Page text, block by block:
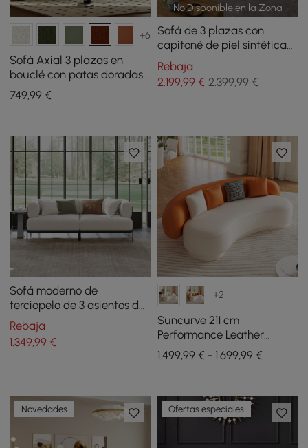
+6
Sofá Axial 3 plazas en
bouclé con patas doradas
y cojines con tapizado
acanalado 201 cm
749,99 €
No Disponible en la Zona
Sofá de 3 plazas con
capitoné de piel sintética
Wovent de 2820 mm
Rebaja
2.199,99€ 2.399,99 €
Sofá moderno de
terciopelo de 3 asientos de
2100 mm con patas de
metal
Rebaja
1.349,99 €
+2
Suncurve 211 cm
Performance Leather
Curved Upholstered Sofa
with Pillows
1.499,99 € - 1.699,99 €
Novedades Ofertas especiales